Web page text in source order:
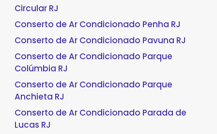
Circular RJ
Conserto de Ar Condicionado Penha RJ
Conserto de Ar Condicionado Pavuna RJ
Conserto de Ar Condicionado Parque
Colúmbia RJ
Conserto de Ar Condicionado Parque
Anchieta RJ
Conserto de Ar Condicionado Parada de
Lucas RJ